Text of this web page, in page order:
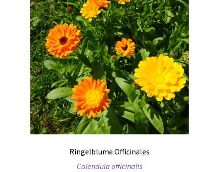
Ringelblume Officinales
Calendula officinalis